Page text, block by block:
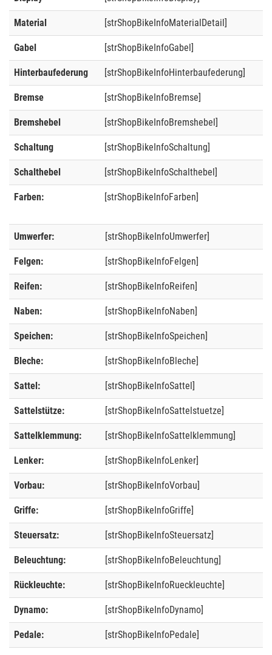
Material [strShopBikeInfoMaterialDetail]
Gabel [strShopBikeInfoGabel]
Hinterbaufederung [strShopBikeInfoHinterbaufederung]
Bremse [strShopBikeInfoBremse]
Bremshebel [strShopBikeInfoBremshebel]
Schaltung [strShopBikeInfoSchaltung]
Schalthebel [strShopBikeInfoSchalthebel]
Farben: [strShopBikeInfoFarben]
Umwerfer: [strShopBikeInfoUmwerfer]
Felgen: [strShopBikeInfoFelgen]
Reifen: [strShopBikeInfoReifen]
Naben: [strShopBikeInfoNaben]
Speichen: [strShopBikeInfoSpeichen]
Bleche: [strShopBikeInfoBleche]
Sattel: [strShopBikeInfoSattel]
Sattelstütze: [strShopBikeInfoSattelstuetze]
Sattelklemmung: [strShopBikeInfoSattelklemmung]
Lenker: [strShopBikeInfoLenker]
Vorbau: [strShopBikeInfoVorbau]
Griffe: [strShopBikeInfoGriffe]
Steuersatz: [strShopBikeInfoSteuersatz]
Beleuchtung: [strShopBikeInfoBeleuchtung]
Rückleuchte: [strShopBikeInfoRueckleuchte]
Dynamo: [strShopBikeInfoDynamo]
Pedale: [strShopBikeInfoPedale]